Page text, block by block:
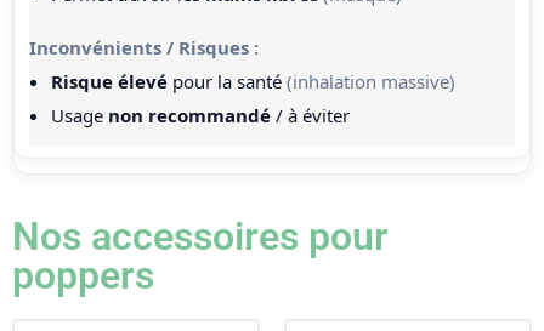
Risque élevé pour la santé (inhalation massive)
Usage non recommandé / à éviter
Nos accessoires pour
poppers